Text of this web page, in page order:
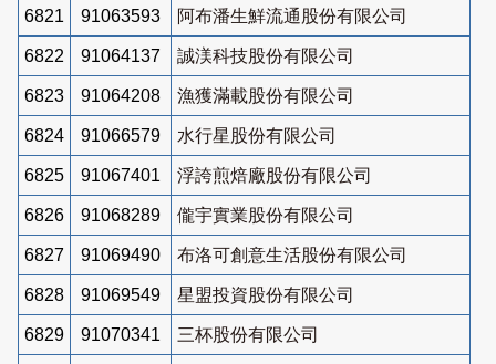
6821 91063593 阿布潘生鮮流通股份有限公司
6822 91064137 誠渼科技股份有限公司
6823 91064208 漁獲滿載股份有限公司
6824 91066579 水行星股份有限公司
6825 91067401 浮誇煎焙廠股份有限公司
6826 91068289 儱宇實業股份有限公司
6827 91069490 布洛可創意生活股份有限公司
6828 91069549 星盟投資股份有限公司
6829 91070341 三杯股份有限公司